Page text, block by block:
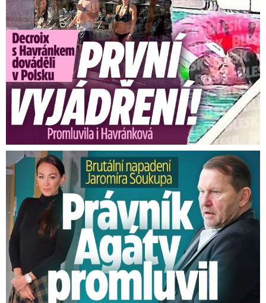
Kdy přinesl Štědrý den hodně sněhu?
Za posledních 20 let bylo na Štědrý den hodně
sněhu v letech 2001 a 2010 -
to místy leželo i
přes 50 cm sněhu. Bílé Vánoce přinesly i roky
1996 nebo 1981. Pokud se podíváme více do
historie, potom narazíme na bílé Vánoce v roce
1969 se sněhovou pokrývkou i přes 70 cm.
V pražském Klementinu za posledních 20 let
ležel sníh pouze v letech 2010 a 2001.Podle
statistik se Vánoce v nížinách s měřitelnou
sněhovou pokrývkou vyskytují jen jednou za
osm let.Na horách je to samozřejmě lepší.
V posledních letech převládají spíše teplotně
nadprůměrné Vánoce s teplotami výrazně nad
Brutální napadení Soukupa. Právník Agáty promluvil